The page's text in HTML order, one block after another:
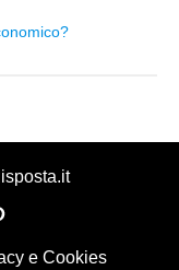
e Cookies